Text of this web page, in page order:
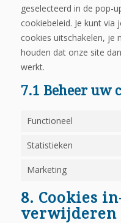
geselecteerd in de pop-
cookiebeleid. Je kunt
cookies uitschakelen, je
houden dat onze site
werkt.
7.1 Beheer uw
Functioneel
Statistieken
Marketing
8. Cookies
verwijderen